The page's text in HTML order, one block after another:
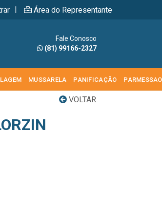
| Área do Representante
Fale Conosco
(81) 99166-2327
MUSSARELA PANIFICAÇÃO PARMESSAO
VOLTAR